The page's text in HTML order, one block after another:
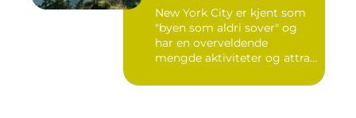
New York City er kjent som
"byen som aldri sover" og
har en overveldende
mengde aktiviteter og attra...